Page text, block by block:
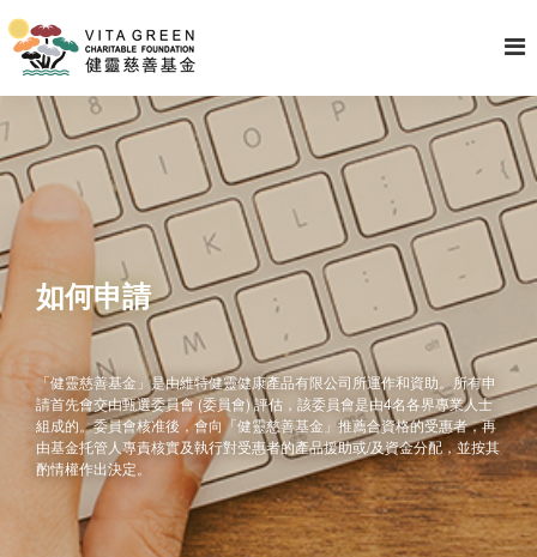
如何申請
「健靈慈善基金」是由維特健靈健康產品有限公司所運作和資助。所有申
請首先會交由甄選委員會 (委員會) 評估，該委員會是由4名各界專業人士
組成的。委員會核准後，會向「健靈慈善基金」推薦合資格的受惠者，再
由基金托管人專責核實及執行對受惠者的產品援助或/及資金分配，並按其
酌情權作出決定。